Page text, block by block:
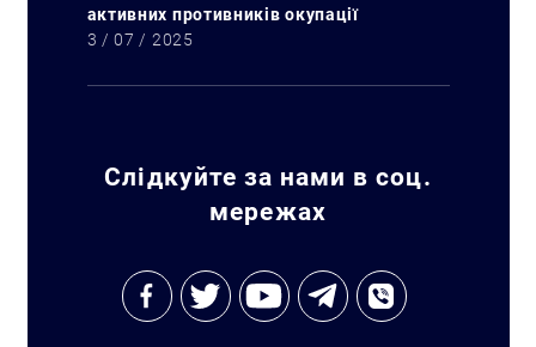
активних противників окупації
3 / 07 / 2025
Слідкуйте за нами в соц.
мережах